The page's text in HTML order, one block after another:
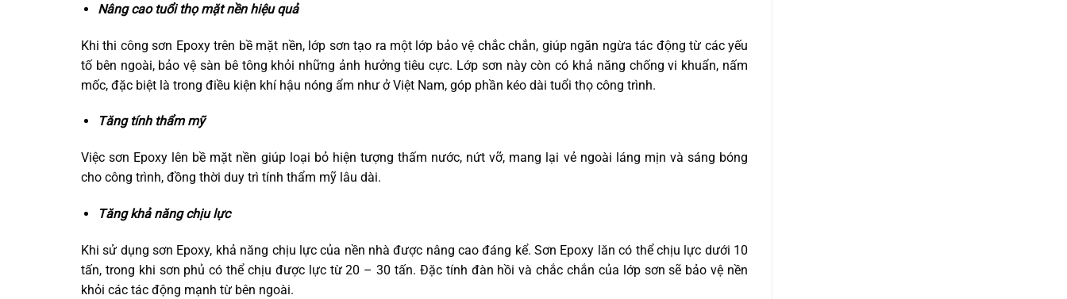
Nâng cao tuổi thọ mặt nền hiệu quả
Khi thi công sơn Epoxy trên bề mặt nền, lớp sơn tạo ra một lớp bảo vệ chắc chắn, giúp ngăn ngừa tác động từ các yếu
tố bên ngoài, bảo vệ sàn bê tông khỏi những ảnh hưởng tiêu cực. Lớp sơn này còn có khả năng chống vi khuẩn, nấm
mốc, đặc biệt là trong điều kiện khí hậu nóng ẩm như ở Việt Nam, góp phần kéo dài tuổi thọ công trình.
Tăng tính thẩm mỹ
Việc sơn Epoxy lên bề mặt nền giúp loại bỏ hiện tượng thấm nước, nứt vỡ, mang lại vẻ ngoài láng mịn và sáng bóng
cho công trình, đồng thời duy trì tính thẩm mỹ lâu dài.
Tăng khả năng chịu lực
Khi sử dụng sơn Epoxy, khả năng chịu lực của nền nhà được nâng cao đáng kể. Sơn Epoxy lăn có thể chịu lực dưới 10
tấn, trong khi sơn phủ có thể chịu được lực từ 20 – 30 tấn. Đặc tính đàn hồi và chắc chắn của lớp sơn sẽ bảo vệ nền
khỏi các tác động mạnh từ bên ngoài.